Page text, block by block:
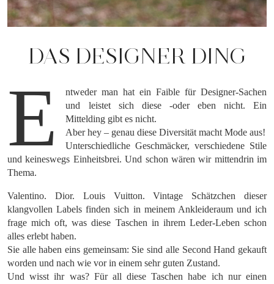
DAS DESIGNER DING
E
ntweder man hat ein Faible für Designer-Sachen
und leistet sich diese -oder eben nicht. Ein
Mittelding gibt es nicht.
Aber hey – genau diese Diversität macht Mode aus!
Unterschiedliche Geschmäcker, verschiedene Stile
und keineswegs Einheitsbrei. Und schon wären wir mittendrin im
Thema.
Valentino. Dior. Louis Vuitton. Vintage Schätzchen dieser
klangvollen Labels finden sich in meinem Ankleideraum und ich
frage mich oft, was diese Taschen in ihrem Leder-Leben schon
alles erlebt haben.
Sie alle haben eins gemeinsam: Sie sind alle Second Hand gekauft
worden und nach wie vor in einem sehr guten Zustand.
Und wisst ihr was? Für all diese Taschen habe ich nur einen